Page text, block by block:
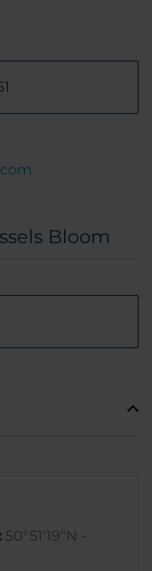
Bloom
50°51'19"N -